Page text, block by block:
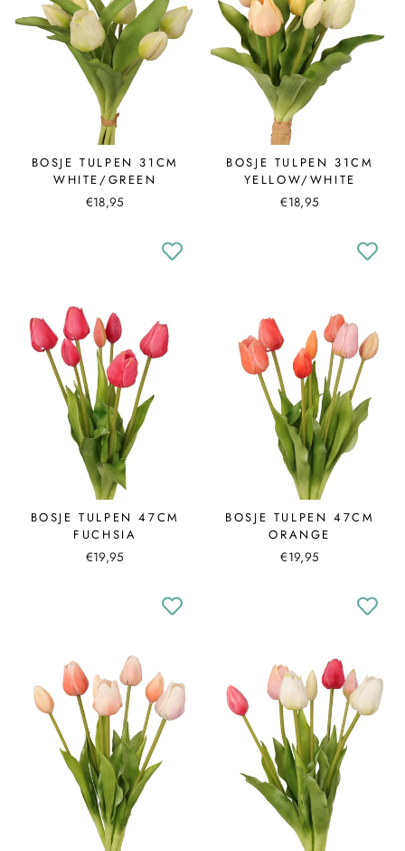
BOSJE TULPEN 31CM
WHITE/GREEN
€18,95
BOSJE TULPEN 31CM
YELLOW/WHITE
€18,95
BOSJE TULPEN 47CM
FUCHSIA
€19,95
BOSJE TULPEN 47CM
ORANGE
€19,95